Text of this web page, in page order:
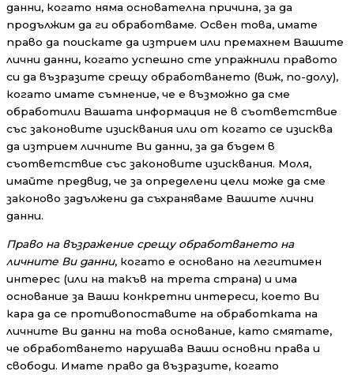
данни, когато няма основателна причина, за да
продължим да ги обработваме. Освен това, имате
право да поискате да изтрием или премахнем Вашите
лични данни, когато успешно сте упражнили правото
си да възразите срещу обработването (виж, по-долу),
когато имате съмнение, че е възможно да сме
обработили Вашата информация не в съответствие
със законовите изисквания или от когато се изисква
да изтрием личните Ви данни, за да бъдем в
съответствие със законовите изисквания. Моля,
имайте предвид, че за определени цели може да сме
законово задължени да съхраняваме Вашите лични
данни.
Право на възражение срещу обработването на
личните Ви данни, когато е основано на легитимен
интерес (или на такъв на трета страна) и има
основание за Ваши конкретни интереси, което Ви
кара да се противопоставите на обработката на
личните Ви данни на това основание, като смятате,
че обработването нарушава Ваши основни права и
свободи. Имате право да възразите, когато